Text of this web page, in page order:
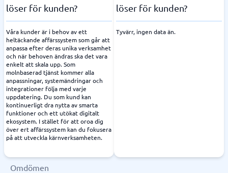
löser för kunden?
Våra kunder är i behov av ett
heltäckande affärssystem som går att
anpassa efter deras unika verksamhet
och när behoven ändras ska det vara
enkelt att skala upp. Som
molnbaserad tjänst kommer alla
anpassningar, systemändringar och
integrationer följa med varje
uppdatering. Du som kund kan
kontinuerligt dra nytta av smarta
funktioner och ett utökat digitalt
ekosystem. I stället för att oroa dig
över ert affärssystem kan du fokusera
på att utveckla kärnverksamheten.
löser för kunden?
Tyvärr, ingen data än.
Omdömen